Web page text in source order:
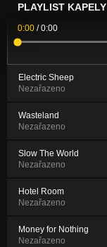
PLAYLIST KAPELY
0:00 /0:00
Electric Sheep
Nezařazeno
Wasteland
Nezařazeno
Slow The World
Nezařazeno
Hotel Room
Nezařazeno
Money for Nothing
Nezařazeno